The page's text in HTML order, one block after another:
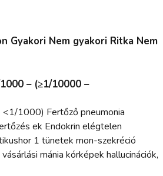
Gyakori Nem gyakori Ritka Nem
– (≥1/10000 –
1000) Fertőző pneumonia
ek Endokrin elégtelen
1 tünetek mon-szekréció
mánia kórképek hallucinációk,